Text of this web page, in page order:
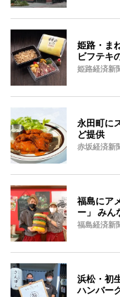
姫路・ま
ビフテキ
姫路経済新
永田町に
ど提供
赤坂経済新
福島にア
ー」 みん
福島経済新
浜松・初
ハンバー